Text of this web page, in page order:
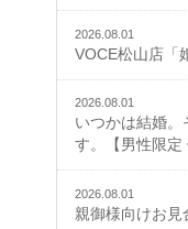
2026.08.01
VOCE松山店「
2026.08.01
いつかは結婚。
す。【男性限定
2026.08.01
親御様向けお見